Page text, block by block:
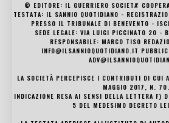
© EDITORE: IL GUERRIERO SOCIETA'
TESTATA: IL SANNIO QUOTIDIANO -
PRESSO IL TRIBUNALE DI BENEVENTO -
SEDE LEGALE: VIA LUIGI PICCINATO 20 -
RESPONSABILE: MARCO TISO
INFO@ILSANNIOQUOTIDIANO.IT
LA SOCIETÀ PERCEPISCE I CONTRIBUTI DI CUI
MAGGIO 2017, N. 70.
INDICAZIONE RESA AI SENSI DELLA LETTERA F)
5 DEL MEDESIMO DECRETO